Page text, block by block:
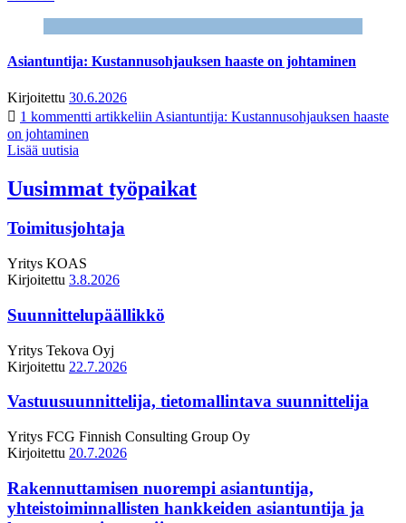
Asiantuntija: Kustannusohjauksen haaste on johtaminen
Kirjoitettu 30.6.2026
1 kommentti artikkeliin Asiantuntija: Kustannusohjauksen haaste
on johtaminen
Lisää uutisia
Uusimmat työpaikat
Toimitusjohtaja
Yritys KOAS
Kirjoitettu 3.8.2026
Suunnittelupäällikkö
Yritys Tekova Oyj
Kirjoitettu 22.7.2026
Vastuusuunnittelija, tietomallintava suunnittelija
Yritys FCG Finnish Consulting Group Oy
Kirjoitettu 20.7.2026
Rakennuttamisen nuorempi asiantuntija,
yhteistoiminnallisten hankkeiden asiantuntija ja